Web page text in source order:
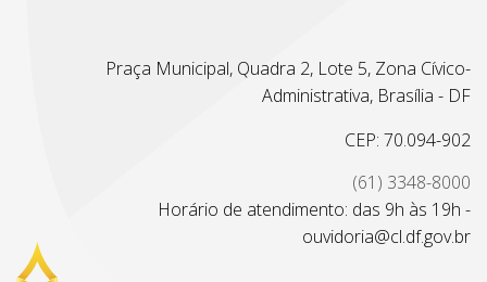
Praça Municipal, Quadra 2, Lote 5, Zona Cívico-
Administrativa, Brasília - DF
CEP: 70.094-902
(61) 3348-8000
Horário de atendimento: das 9h às 19h -
ouvidoria@cl.df.gov.br